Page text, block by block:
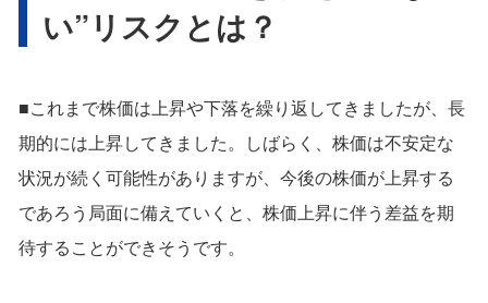
い”リスクとは？
■これまで株価は上昇や下落を繰り返してきましたが、長
期的には上昇してきました。しばらく、株価は不安定な
状況が続く可能性がありますが、今後の株価が上昇する
であろう局面に備えていくと、株価上昇に伴う差益を期
待することができそうです。